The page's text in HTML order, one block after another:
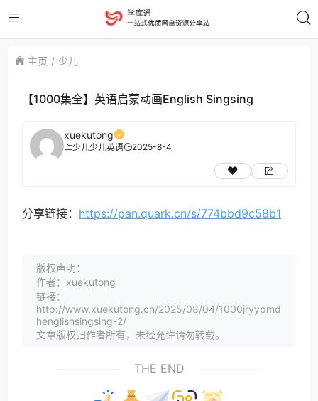
主页 少儿
【1000集全】英语启蒙动画English Singsing
xuekutong
少儿少儿英语 2025-8-4
分享链接： https://pan.quark.cn/s/774bbd9c58b1
版权声明：
作者：xuekutong
链接：
http://www.xuekutong.cn/2025/08/04/1000jryypmd
henglishsingsing-2/
文章版权归作者所有，未经允许请勿转载。
THE END